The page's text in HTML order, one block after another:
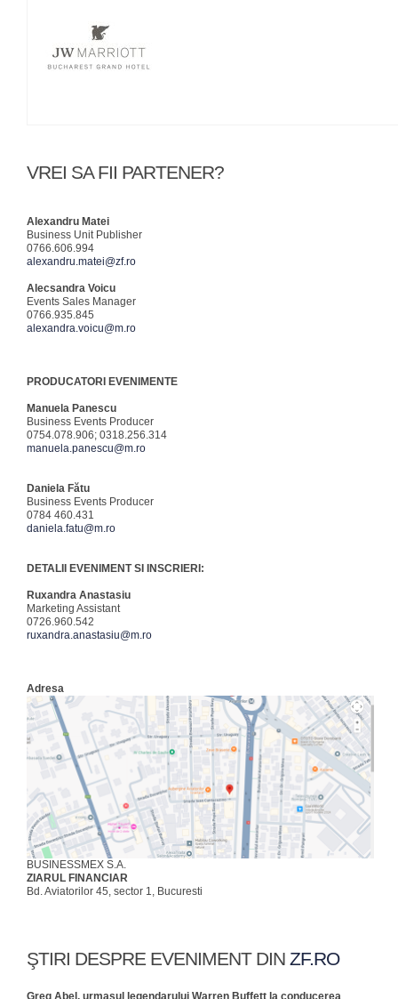
VREI SA FII PARTENER?
Alexandru Matei
Business Unit Publisher
0766.606.994
alexandru.matei@zf.ro
Alecsandra Voicu
Events Sales Manager
0766.935.845
alexandra.voicu@m.ro
PRODUCATORI EVENIMENTE
Manuela Panescu
Business Events Producer
0754.078.906; 0318.256.314
manuela.panescu@m.ro
Daniela Fătu
Business Events Producer
0784 460.431
daniela.fatu@m.ro
DETALII EVENIMENT SI INSCRIERI:
Ruxandra Anastasiu
Marketing Assistant
0726.960.542
ruxandra.anastasiu@m.ro
Adresa
BUSINESSMEX S.A.
ZIARUL FINANCIAR
Bd. Aviatorilor 45, sector 1, Bucuresti
ŞTIRI DESPRE EVENIMENT DIN ZF.RO
Greg Abel, urmaşul legendarului Warren Buffett la conducerea